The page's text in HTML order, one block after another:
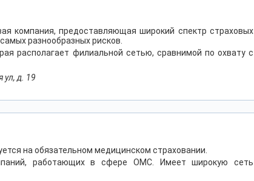
компания, предоставляющая широкий спектр страховых
разнообразных рисков.
располагает филиальной сетью, сравнимой по охвату с
ул, д. 19
на обязательном медицинском страховании.
работающих в сфере ОМС. Имеет широкую сеть